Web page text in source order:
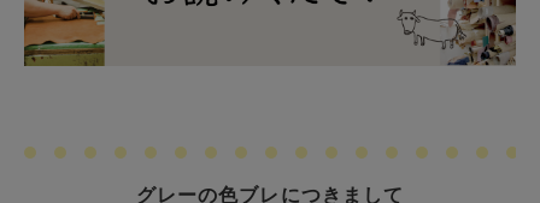
グレーの色ブレにつきまして